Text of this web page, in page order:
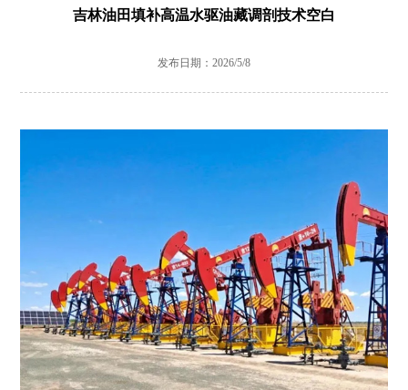
吉林油田填补高温水驱油藏调剖技术空白
发布日期：2026/5/8